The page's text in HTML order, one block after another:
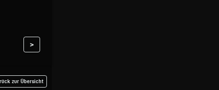
>
zur Übersicht